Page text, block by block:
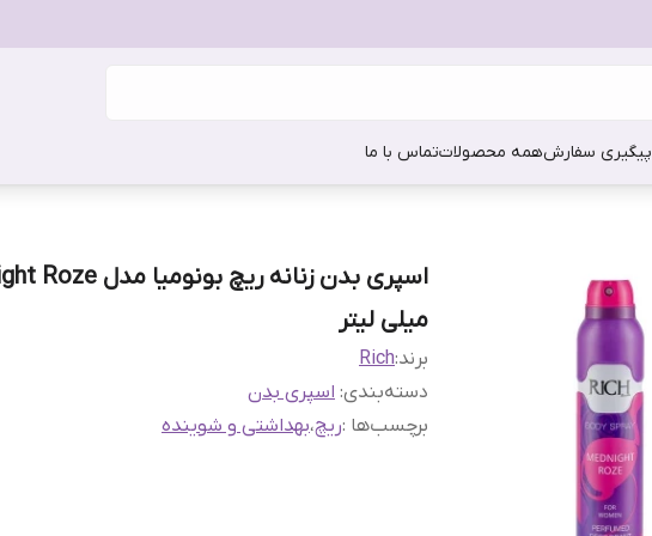
پیگیری سفارشهمه محصولاتتماس با ما
میلی لیتر
برند:Rich
دسته‌بندی: اسپری بدن
برچسب‌ها :ریچ،بهداشتی و شوینده